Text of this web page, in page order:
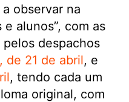
observar na
alunos”, com as
despachos
de 21 de abril, e
, tendo cada um
original, com